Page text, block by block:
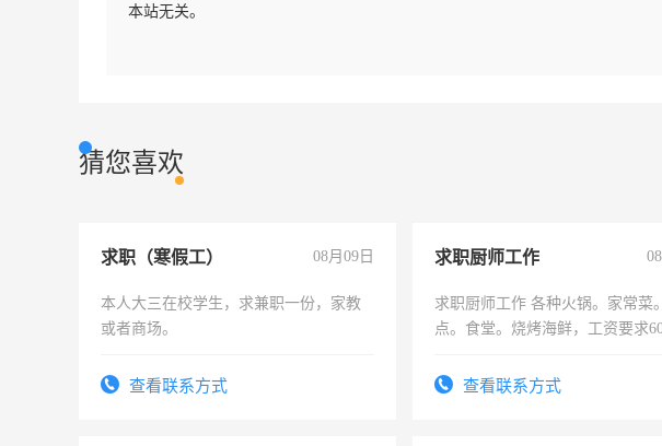
本站无关。
猜您喜欢
求职（寒假工） 08月09日
本人大三在校学生，求兼职一份，家教
或者商场。
查看联系方式
求职厨师工作
求职厨师工作 各种火锅。家常菜
点。食堂。烧烤海鲜，工资要求
查看联系方式